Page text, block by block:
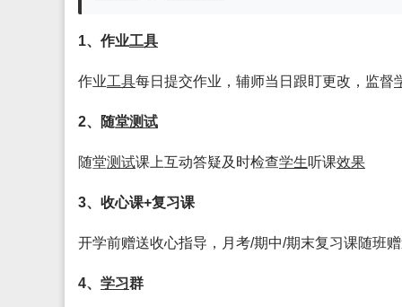
1、作业工具
作业工具每日提交作业，辅师当日跟盯更改，监督
2、随堂测试
随堂测试课上互动答疑及时检查学生听课效果
3、收心课+复习课
开学前赠送收心指导，月考/期中/期末复习课随班
4、 学习群